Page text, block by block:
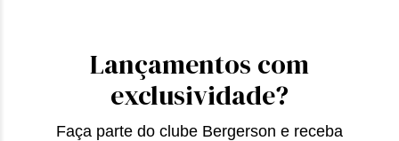
Lançamentos com
exclusividade?
Faça parte do clube Bergerson e receba